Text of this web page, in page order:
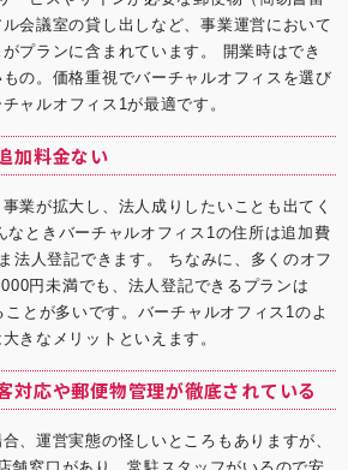
会議室の貸し出しなど、事業運営において
プランに含まれています。 開業時はでき
の。価格重視でバーチャルオフィスを選び
チャルオフィス1が最適です。
加料金ない
業が拡大し、法人成りしたいことも出てく
なとき バーチャルオフィス1の住所は追加費
法人登記できます。 ちなみに、多くのオフ
円未満でも、法人登記できるプランは
とが多いです。バーチャルオフィス1のよ
きなメリットといえます。
対応や郵便物管理が徹底されている
、運営実態の怪しいところもありますが、